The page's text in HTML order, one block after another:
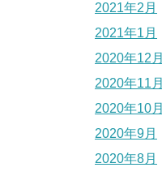
2021年2月
2021年1月
2020年12月
2020年11月
2020年10月
2020年9月
2020年8月